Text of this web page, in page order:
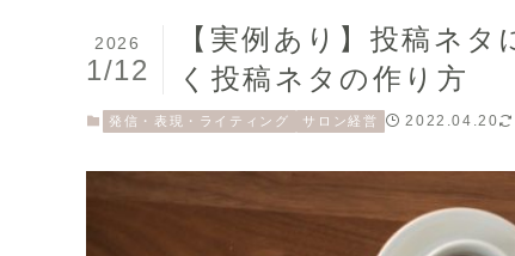
【実例あり】投稿ネ
く投稿ネタの作り方
2026
1/12
発信・表現・ライティング サロン経営 2022.04.20